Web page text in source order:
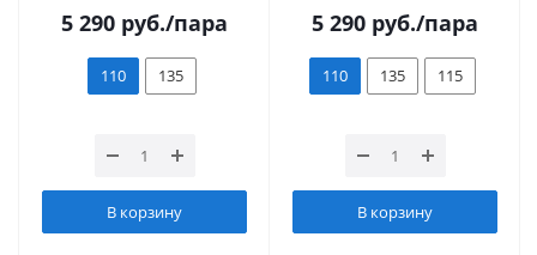
5 290 руб./пара
110 135
В корзину
5 290 руб./пара
110 135 115
В корзину